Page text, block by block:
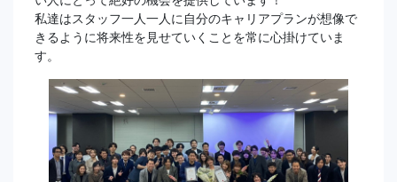
私達はスタッフ一人一人に自分のキャリアプランが想像で
きるように将来性を見せていくことを常に心掛けていま
す。